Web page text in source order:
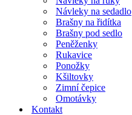
Návleky na sedadlo
Brašny na řidítka
Brašny pod sedlo
Peněženky
Rukavice
Ponožky
Kšiltovky
Zimní čepice
Omotávky
Kontakt